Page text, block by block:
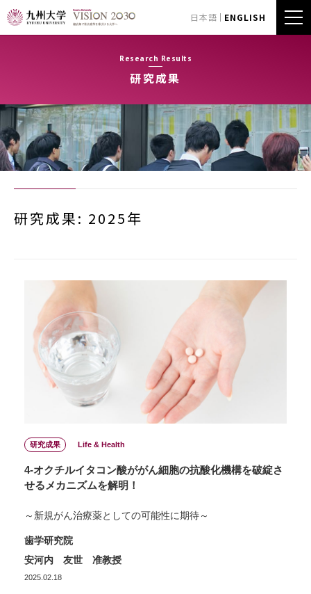
日本語 ENGLISH
Research Results
研究成果
研究成果: 2025年
研究成果 Life & Health
4-オクチルイタコン酸ががん細胞の抗酸化機構を破綻さ
せるメカニズムを解明！
～新規がん治療薬としての可能性に期待～
歯学研究院
安河内 友世 准教授
2025.02.18